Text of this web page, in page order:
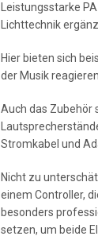
Leistungsstarke
Lichttechnik
Hier bieten sich
der Musik
Auch das Zubehör
Stromkabel und
Nicht zu
einem Controller,
besonders
setzen, um beide